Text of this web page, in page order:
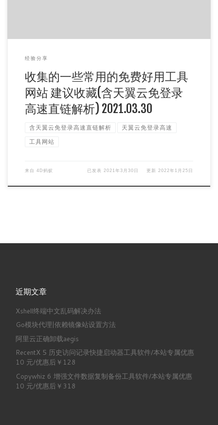
经验分享
收集的一些常用的免费好用工具
网站 建议收藏(含天翼云免登录
高速直链解析) 2021.03.30
含天翼云免登录高速直链解析 天翼云免登录高速
工具网站
来自 4D蚂蚁 已发表2021年3月30日 更新2022年1月25日
近期文章
Xshell终端中文乱码解决办法
Go模块代理|依赖镜像站设置方法
阿里云正确卸载aegis
RecentX 5 历史访问记录快捷启动器工具软件/本站专属优惠
10 元/优惠后￥128
Copywhiz 6 增强文件数据复制备份工具软件/本站专属优惠
10 元/优惠后￥318